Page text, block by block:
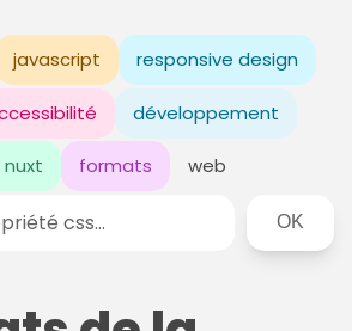
javascript responsive design
développement
formats web
Rechercher